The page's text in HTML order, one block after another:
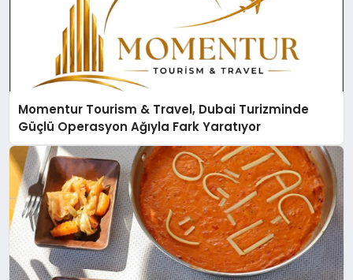
Momentur Tourism & Travel, Dubai Turizminde
Güçlü Operasyon Ağıyla Fark Yaratıyor